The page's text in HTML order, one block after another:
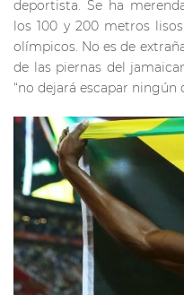
deportista. Se ha
los 100 y 200 metros
olímpicos. No es de
de las piernas del
“no dejará escapar ningún